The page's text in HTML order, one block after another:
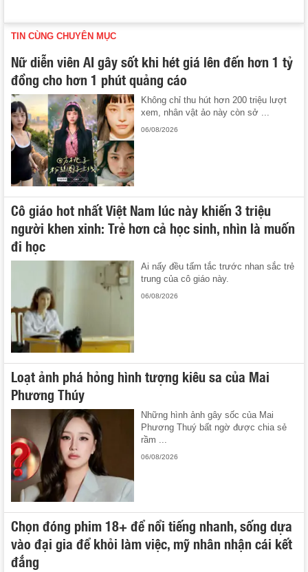
TIN CÙNG CHUYÊN MỤC
Nữ diễn viên AI gây sốt khi hét giá lên đến hơn 1 tỷ
đồng cho hơn 1 phút quảng cáo
Không chỉ thu hút hơn 200 triệu lượt
xem, nhân vật ảo này còn sở ...
06/08/2026
Cô giáo hot nhất Việt Nam lúc này khiến 3 triệu
người khen xinh: Trẻ hơn cả học sinh, nhìn là muốn
đi học
Ai nấy đều tấm tắc trước nhan sắc trẻ
trung của cô giáo này.
06/08/2026
Loạt ảnh phá hỏng hình tượng kiêu sa của Mai
Phương Thúy
Những hình ảnh gây sốc của Mai
Phương Thuý bất ngờ được chia sẻ
rầm ...
06/08/2026
Chọn đóng phim 18+ để nổi tiếng nhanh, sống dựa
vào đại gia để khỏi làm việc, mỹ nhân nhận cái kết
đắng